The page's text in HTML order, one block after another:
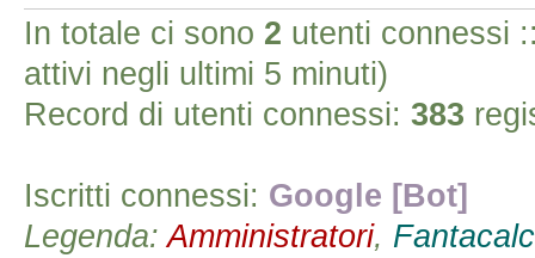
In totale ci sono 2 utenti connessi
attivi negli ultimi 5 minuti)
Record di utenti connessi: 383
Iscritti connessi: Google [Bot]
Legenda:Amministratori,